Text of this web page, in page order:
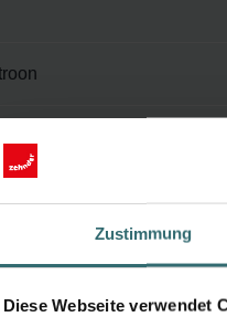
Zustimmung
Diese Webseite verwendet